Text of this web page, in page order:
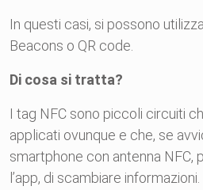
In questi casi, si possono
Beacons o QR code.
Di cosa si tratta?
I tag NFC sono piccoli circuiti
applicati ovunque e che, se
smartphone con antenna NFC,
l’app, di scambiare